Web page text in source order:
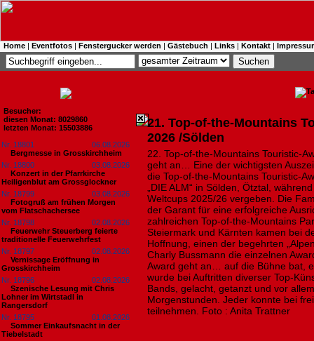
Home | Eventfotos | Fenstergucker werden | Gästebuch | Links | Kontakt |
Besucher:
diesen Monat: 8029860
letzten Monat: 15503886
Nr. 18801
06.08.2026
Bergmesse in Grosskirchheim
Nr. 18800
03.08.2026
Konzert in der Pfarrkirche
Heiligenblut am Grossglockner
Nr. 18799
03.08.2026
Fotogruß am frühen Morgen
vom Flatschachersee
Nr. 18798
02.08.2026
Feuerwehr Steuerberg feierte
traditionelle Feuerwehrfest
Nr. 18797
02.08.2026
Vernissage Eröffnung in
Grosskirchheim
Nr. 18796
02.08.2026
Szenische Lesung mit Chris
Lohner im Wirtstadl in
Rangersdorf
Nr. 18795
01.08.2026
Sommer Einkaufsnacht in der
Tiebelstadt
21. Top-of-the-Mountains
2026 /Sölden
22. Top-of-the-Mountains Touristic-
geht an… Eine der wichtigsten
die Top-of-the-Mountains Touristic-
„DIE ALM“ in Sölden, Ötztal,
Weltcups 2025/26 vergeben. Die
der Garant für eine erfolgreiche
zahlreichen Top-of-the-Mountains
Steiermark und Kärnten kamen bei
Hoffnung, einen der begehrten
Charly Bussmann die einzelnen
Award geht an… auf die Bühne bat,
wurde bei Auftritten diverser Top-
Bands, gelacht, getanzt und vor
Morgenstunden. Jeder konnte bei
teilnehmen. Foto : Anita Trattner